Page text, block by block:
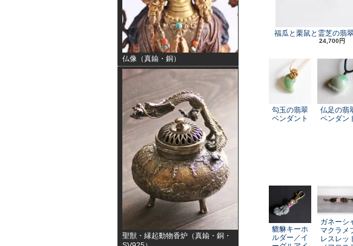
仏像（真鍮・銅）
聖獣・縁起動物香炉（真鍮・銅・
福瓜と栗鼠と霊芝の翡
24,700円
勾玉の翡翠
ペンダント
仏足の翡
ペンダン
貔貅キーホ
ルダー／イ
ガネーシ
マクラメ
レスレッ